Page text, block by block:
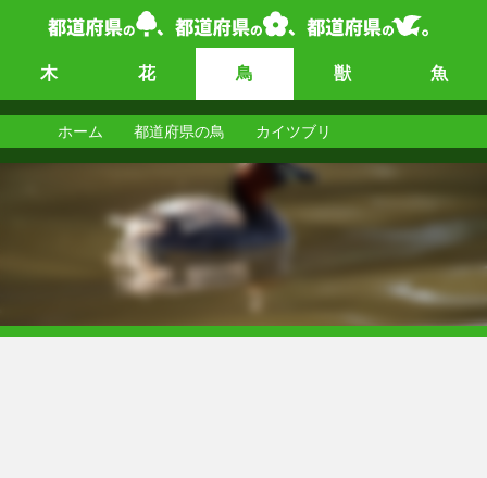
木 花 鳥 獣 魚
ホーム 都道府県の鳥 カイツブリ